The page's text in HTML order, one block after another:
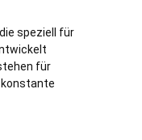
speziell für
für